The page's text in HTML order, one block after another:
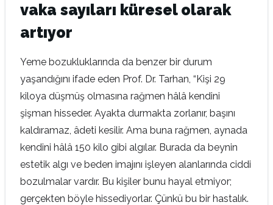
vaka sayıları küresel olarak
artıyor
Yeme bozukluklarında da benzer bir durum
yaşandığını ifade eden Prof. Dr. Tarhan, “Kişi 29
kiloya düşmüş olmasına rağmen hâlâ kendini
şişman hisseder. Ayakta durmakta zorlanır, başını
kaldıramaz, âdeti kesilir. Ama buna rağmen, aynada
kendini hâlâ 150 kilo gibi algılar. Burada da beynin
estetik algı ve beden imajını işleyen alanlarında ciddi
bozulmalar vardır. Bu kişiler bunu hayal etmiyor;
gerçekten böyle hissediyorlar. Çünkü bu bir hastalık.